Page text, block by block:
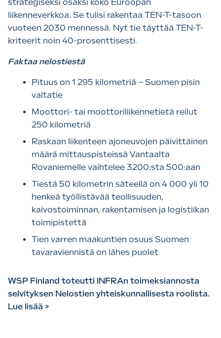
strategiseksi osaksi koko Euroopan
liikenneverkkoa. Se tulisi rakentaa TEN-T-tasoon
vuoteen 2030 mennessä. Nyt tie täyttää TEN-T-
kriteerit noin 40-prosenttisesti.
Faktaa nelostiestä
Pituus on 1 295 kilometriä – Suomen pisin
valtatie
Moottori- tai moottoriliikennetietä reilut
250 kilometriä
Raskaan liikenteen ajoneuvojen päivittäinen
määrä mittauspisteissä Vantaalta
Rovaniemelle vaihtelee 3200:sta 500:aan
Tiestä 50 kilometrin säteellä on 4 000 yli 10
henkeä työllistävää teollisuuden,
kaivostoiminnan, rakentamisen ja logistiikan
toimipistettä
Tien varren maakuntien osuus Suomen
tavaraviennistä on lähes puolet
WSP Finland toteutti INFRAn toimeksiannosta
selvityksen Nelostien yhteiskunnallisesta roolista.
Lue lisää >